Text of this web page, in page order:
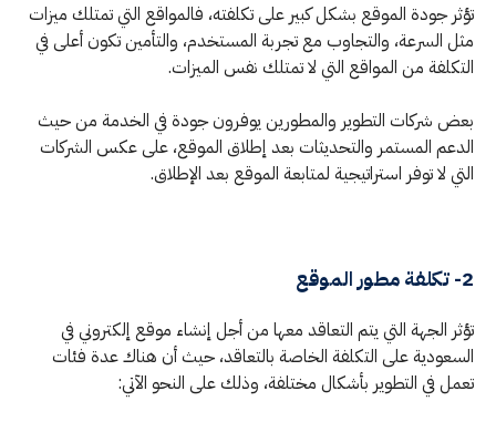
تؤثر جودة الموقع بشكل كبير على تكلفته، فالمواقع التي تمتلك ميزات
مثل السرعة، والتجاوب مع تجربة المستخدم، والتأمين تكون أعلى في
التكلفة من المواقع التي لا تمتلك نفس الميزات.
بعض شركات التطوير والمطورين يوفرون جودة في الخدمة من حيث
الدعم المستمر والتحديثات بعد إطلاق الموقع، على عكس الشركات
التي لا توفر استراتيجية لمتابعة الموقع بعد الإطلاق.
2- تكلفة مطور الموقع
تؤثر الجهة التي يتم التعاقد معها من أجل إنشاء موقع إلكتروني في
السعودية على التكلفة الخاصة بالتعاقد، حيث أن هناك عدة فئات
تعمل في التطوير بأشكال مختلفة، وذلك على النحو الآتي: